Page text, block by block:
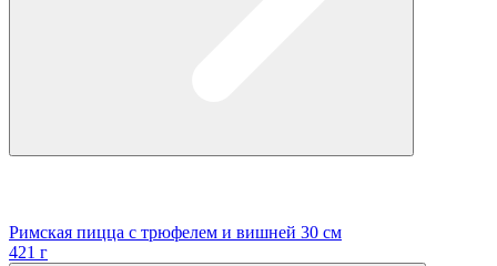
Римская пицца с трюфелем и вишней 30 см
421 г